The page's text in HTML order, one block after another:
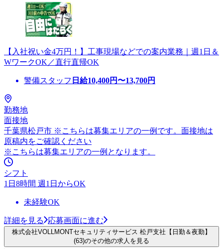
【入社祝い金4万円！】工事現場などでの案内業務｜週1日＆
WワークOK／直行直帰OK
警備スタッフ 日給10,400円〜13,700円
勤務地
面接地
千葉県松戸市 ※こちらは募集エリアの一例です。面接地は
原稿内をご確認ください
※こちらは募集エリアの一例となります。
シフト
1日8時間 週1日からOK
未経験OK
詳細を見る 応募画面に進む
株式会社VOLLMONTセキュリティサービス 松戸支社【日勤＆夜勤】
(63)のその他の求人を見る